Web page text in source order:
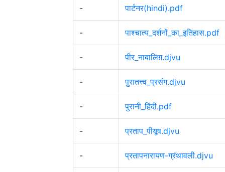
- पार्टनर(hindi).pdf
- पाश्चात्य_दर्शनों_का_इतिहास.pdf
- पीर_नाबालिग़.djvu
- पुरातत्त्व_प्रसंग.djvu
- पुरानी_हिंदी.pdf
- प्रताप_पीयूष.djvu
- प्रतापनारायण-ग्रंथावली.djvu